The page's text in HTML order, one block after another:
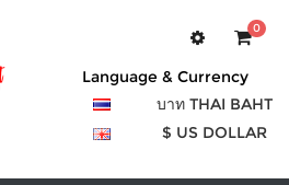
0
Language & Currency
บาท THAI BAHT
$ US DOLLAR